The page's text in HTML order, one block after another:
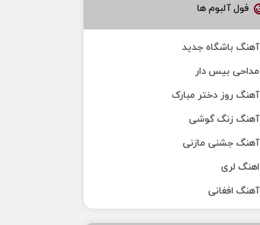
فول آلبوم ها
آهنگ باشگاه جدید
مداحی بیس دار
آهنگ روز دختر مبارک
آهنگ زنگ گوشی
آهنگ جشنی مازنی
اهنگ لری
آهنگ افغانی